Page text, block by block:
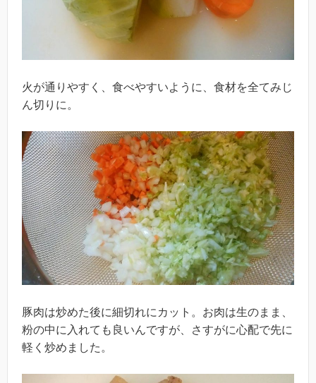
火が通りやすく、食べやすいように、食材を全てみじ
ん切りに。
豚肉は炒めた後に細切れにカット。お肉は生のまま、
粉の中に入れても良いんですが、さすがに心配で先に
軽く炒めました。